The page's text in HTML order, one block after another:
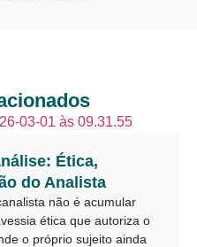
Ética,
do Analista
não é acumular
ética que autoriza o
o próprio sujeito ainda